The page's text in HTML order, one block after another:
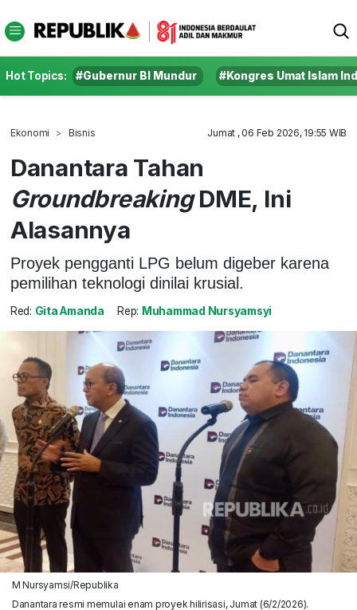
Hot Topics: #Gubernur BI Mundur #Kongres Umat Islam
Ekonomi Bisnis Jumat , 06 Feb 2026, 19:55 WIB
Danantara Tahan
GroundbreakingDME, Ini
Alasannya
Proyek pengganti LPG belum digeber karena
pemilihan teknologi dinilai krusial.
Red: Gita Amanda Rep: Muhammad Nursyamsyi
M Nursyamsi/Republika
Danantara resmi memulai enam proyek hilirisasi, Jumat (6/2/2026).